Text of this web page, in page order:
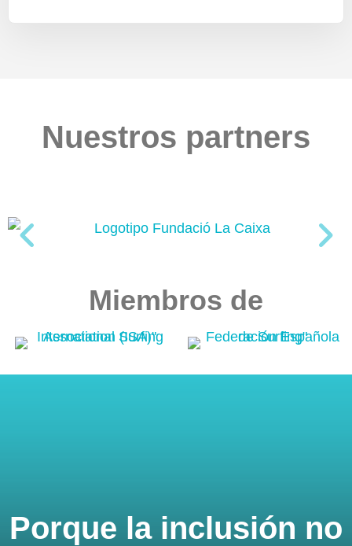
Nuestros partners
Miembros de
Porque la inclusión no